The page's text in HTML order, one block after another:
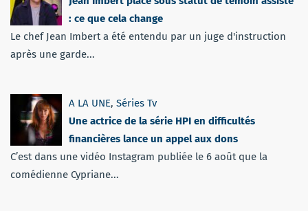
: ce que cela change
Le chef Jean Imbert a été entendu par un juge d'instruction
après une garde...
A LA UNE, Séries Tv
Une actrice de la série HPI en difficultés
financières lance un appel aux dons
C’est dans une vidéo Instagram publiée le 6 août que la
comédienne Cypriane...